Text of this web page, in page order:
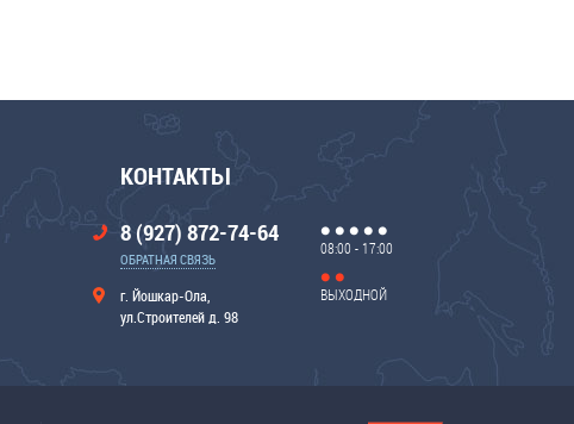
КОНТАКТЫ
8 (927) 872-74-64
ОБРАТНАЯ СВЯЗЬ
г. Йошкар-Ола,
ул.Строителей д. 98
08:00 - 17:00
ВЫХОДНОЙ